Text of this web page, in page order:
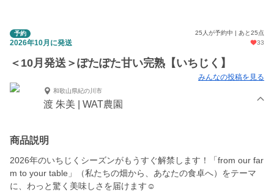
予約 25人が予約中 | あと25点
2026年10月に発送 33
＜10月発送＞ぽたぽた甘い完熟【いちじく】
みんなの投稿を見る
和歌山県紀の川市
渡 朱美 | WAT農園
商品説明
2026年のいちじくシーズンがもうすぐ解禁します！「from our far
m to your table」（私たちの畑から、あなたの食卓へ）をテーマ
に、わっと驚く美味しさを届けます☺︎